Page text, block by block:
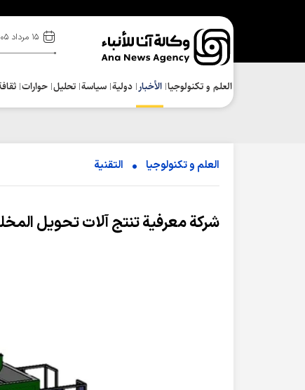
۱۵ مرداد ۱۴۰۵
العلم و تکنولوجیا الأخبار دولية سياسة تحلیل حوارات
العلم و تکنولوجیا التقنیة
شركة معرفية تنتج آلات تحويل